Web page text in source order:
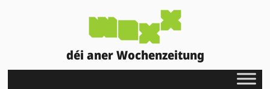
déi aner Wochenzeitung